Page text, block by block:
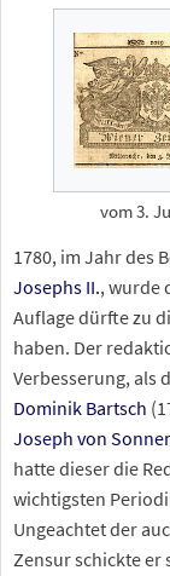
vom 3.
1780, im Jahr des
Josephs II., wurde
Auflage dürfte zu
haben. Der
Verbesserung, als
Dominik Bartsch
Joseph von
hatte dieser die
wichtigsten
Ungeachtet der
Zensur schickte er